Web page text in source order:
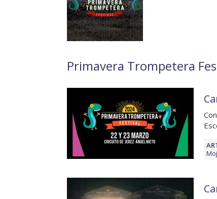
Primavera Trompetera